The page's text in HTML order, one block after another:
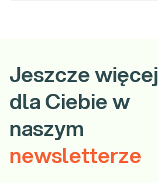
Jeszcze więcej
dla Ciebie w
naszym
newsletterze